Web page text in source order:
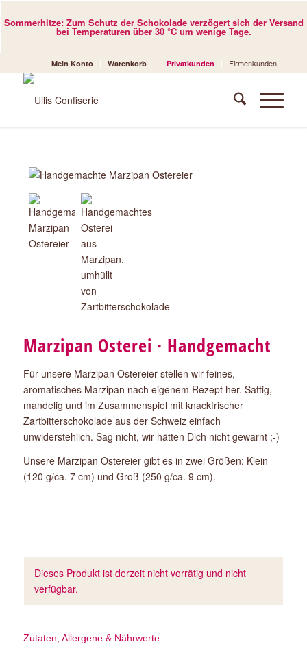
Sommerhitze: Zum Schutz der Schokolade verzögert sich der Versand
bei Temperaturen über 30 °C um wenige Tage.
Mein Konto Warenkorb Privatkunden Firmenkunden
Marzipan Osterei · Handgemacht
Für unsere Marzipan Ostereier stellen wir feines,
aromatisches Marzipan nach eigenem Rezept her. Saftig,
mandelig und im Zusammenspiel mit knackfrischer
Zartbitterschokolade aus der Schweiz einfach
unwiderstehlich. Sag nicht, wir hätten Dich nicht gewarnt ;-)
Unsere Marzipan Ostereier gibt es in zwei Größen: Klein
(120 g/ca. 7 cm) und Groß (250 g/ca. 9 cm).
Dieses Produkt ist derzeit nicht vorrätig und nicht
verfügbar.
Zutaten, Allergene & Nährwerte